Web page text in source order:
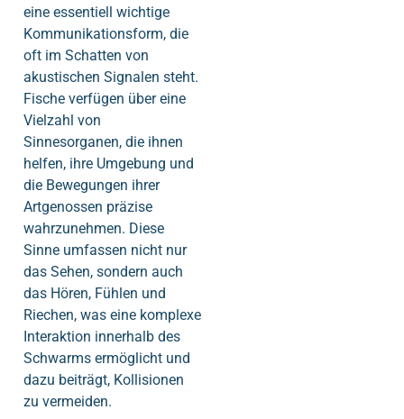
eine essentiell wichtige
Kommunikationsform, die
oft im Schatten von
akustischen Signalen steht.
Fische verfügen über eine
Vielzahl von
Sinnesorganen, die ihnen
helfen, ihre Umgebung und
die Bewegungen ihrer
Artgenossen präzise
wahrzunehmen. Diese
Sinne umfassen nicht nur
das Sehen, sondern auch
das Hören, Fühlen und
Riechen, was eine komplexe
Interaktion innerhalb des
Schwarms ermöglicht und
dazu beiträgt, Kollisionen
zu vermeiden.